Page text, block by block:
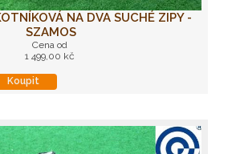
NA DVA SUCHÉ ZIPY -
SZAMOS
Cena od
1 499,00 kč
Koupit